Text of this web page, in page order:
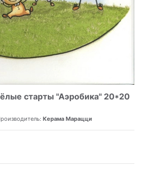
старты "Аэробика" 20*20
Керама Марацци